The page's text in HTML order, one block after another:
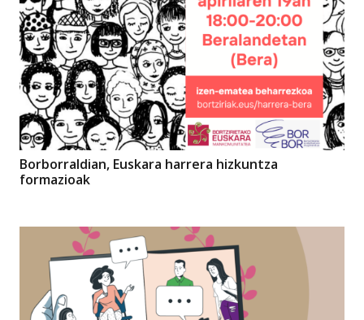
Borborraldian, Euskara harrera hizkuntza
formazioak